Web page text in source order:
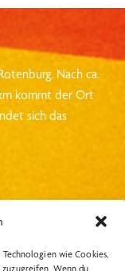
wie Cookies,
Wenn du
Nach ca.
kommt der Ort
sich das